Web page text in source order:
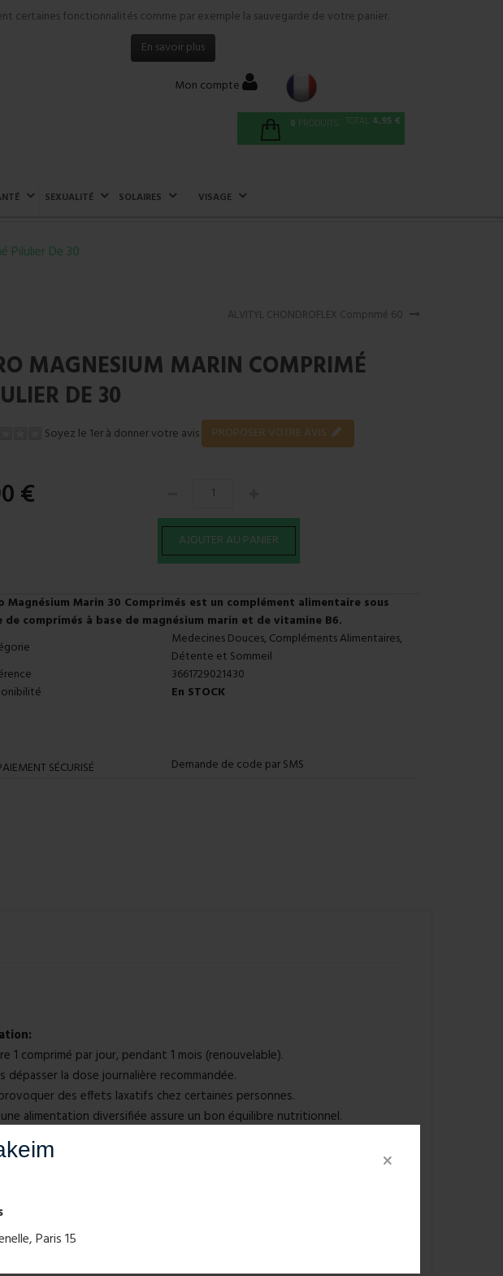
×
Paris 15
certaines fonctionnalités comme par exemple la sauvegarde de votre panier.
En savoir plus
Mon compte
0 PRODUITS TOTAL 4,95 €
SEXUALITÉ SOLAIRES VISAGE
Pilulier De 30
ALVITYL CHONDROFLEX Comprimé 60
MAGNESIUM MARIN COMPRIMÉ
DE 30
Soyez le 1er à donner votre avis PROPOSER VOTRE AVIS
€
Magnésium Marin 30 Comprimés est un complément alimentaire sous
de comprimés à base de magnésium marin et de vitamine B6.
Medecines Douces, Compléments Alimentaires,
Détente et Sommeil
3661729021430
En STOCK
SÉCURISÉ Demande de code par SMS
1 comprimé par jour, pendant 1 mois (renouvelable).
dépasser la dose journalière recommandée.
des effets laxatifs chez certaines personnes.
alimentation diversifiée assure un bon équilibre nutritionnel.
dans le cadre d'un mode de vie sain.
ne se substitue pas à une alimentation variée et équilibrée.
à une température inférieure à 25°C et à l'abri de la lumière et de